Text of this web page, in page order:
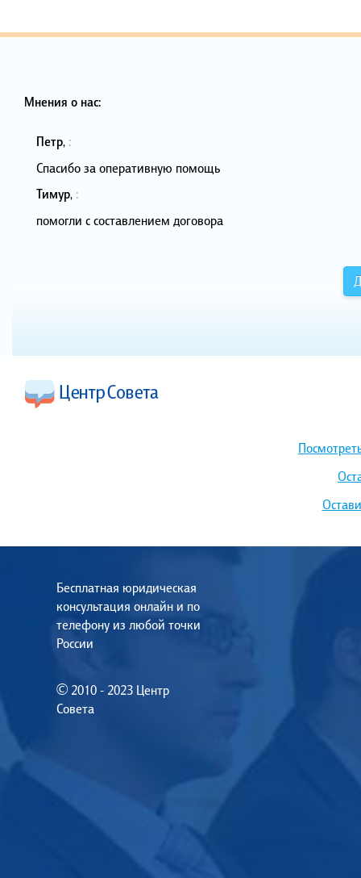
Мнения о нас:
Петр, :
Спасибо за оперативную помощь
Тимур, :
помогли с составлением договора
Бесплатная юридическая
консультация онлайн и по
телефону из любой точки
России
© 2010 - 2023 Центр
Совета